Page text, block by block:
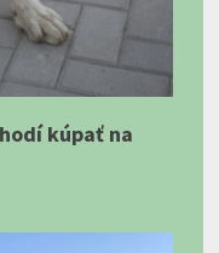
kúpať na